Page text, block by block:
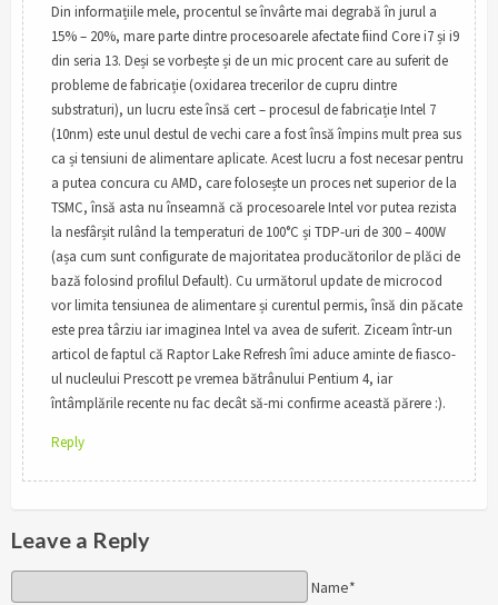
Din informațiile mele, procentul se învârte mai degrabă în jurul a
15% – 20%, mare parte dintre procesoarele afectate fiind Core i7 și i9
din seria 13. Deși se vorbește și de un mic procent care au suferit de
probleme de fabricație (oxidarea trecerilor de cupru dintre
substraturi), un lucru este însă cert – procesul de fabricație Intel 7
(10nm) este unul destul de vechi care a fost însă împins mult prea sus
ca și tensiuni de alimentare aplicate. Acest lucru a fost necesar pentru
a putea concura cu AMD, care folosește un proces net superior de la
TSMC, însă asta nu înseamnă că procesoarele Intel vor putea rezista
la nesfârșit rulând la temperaturi de 100°C și TDP-uri de 300 – 400W
(așa cum sunt configurate de majoritatea producătorilor de plăci de
bază folosind profilul Default). Cu următorul update de microcod
vor limita tensiunea de alimentare și curentul permis, însă din păcate
este prea târziu iar imaginea Intel va avea de suferit. Ziceam într-un
articol de faptul că Raptor Lake Refresh îmi aduce aminte de fiasco-
ul nucleului Prescott pe vremea bătrânului Pentium 4, iar
întâmplările recente nu fac decât să-mi confirme această părere :).
Reply
Leave a Reply
Name*